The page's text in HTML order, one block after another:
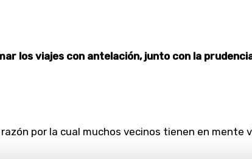
los viajes con antelación, junto con la
por la cual muchos vecinos tienen en